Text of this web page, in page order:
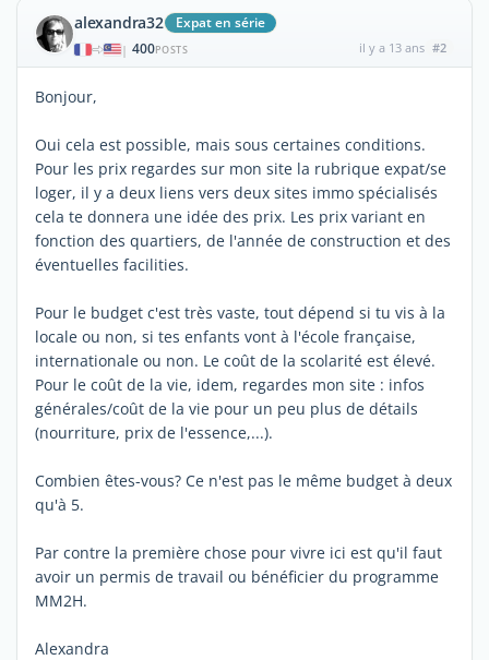
alexandra32 Expat en série
| 400POSTS il y a 13 ans #2
Bonjour,
Oui cela est possible, mais sous certaines conditions.
Pour les prix regardes sur mon site la rubrique expat/se
loger, il y a deux liens vers deux sites immo spécialisés
cela te donnera une idée des prix. Les prix variant en
fonction des quartiers, de l'année de construction et des
éventuelles facilities.
Pour le budget c'est très vaste, tout dépend si tu vis à la
locale ou non, si tes enfants vont à l'école française,
internationale ou non. Le coût de la scolarité est élevé.
Pour le coût de la vie, idem, regardes mon site : infos
générales/coût de la vie pour un peu plus de détails
(nourriture, prix de l'essence,...).
Combien êtes-vous? Ce n'est pas le même budget à deux
qu'à 5.
Par contre la première chose pour vivre ici est qu'il faut
avoir un permis de travail ou bénéficier du programme
MM2H.
Alexandra